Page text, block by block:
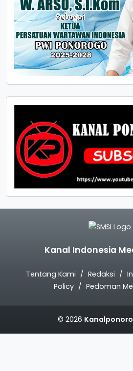
Kanal Indonesia
Tentang Kami Redaksi
Policy
Pedoman
© 2026